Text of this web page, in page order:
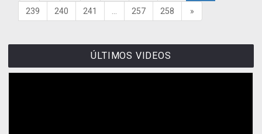
239 240 241 257 258 »
ÚLTIMOS VIDEOS